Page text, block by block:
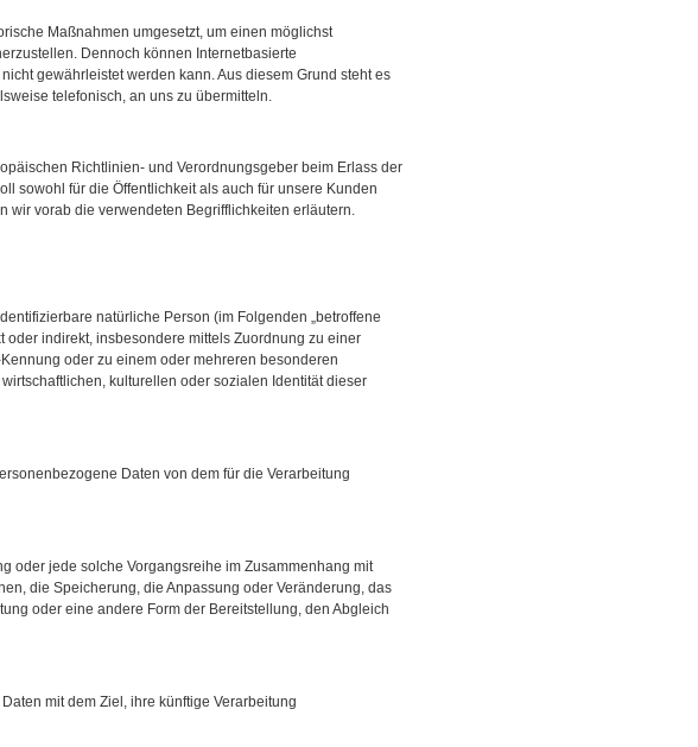
Maßnahmen umgesetzt, um einen möglichst
Dennoch können Internetbasierte
gewährleistet werden kann. Aus diesem Grund steht es
telefonisch, an uns zu übermitteln.
Richtlinien- und Verordnungsgeber beim Erlass der
sowohl für die Öffentlichkeit als auch für unsere Kunden
wir vorab die verwendeten Begrifflichkeiten erläutern.
natürliche Person (im Folgenden „betroffene
indirekt, insbesondere mittels Zuordnung zu einer
oder zu einem oder mehreren besonderen
kulturellen oder sozialen Identität dieser
Daten von dem für die Verarbeitung
oder jede solche Vorgangsreihe im Zusammenhang mit
die Speicherung, die Anpassung oder Veränderung, das
oder eine andere Form der Bereitstellung, den Abgleich
mit dem Ziel, ihre künftige Verarbeitung